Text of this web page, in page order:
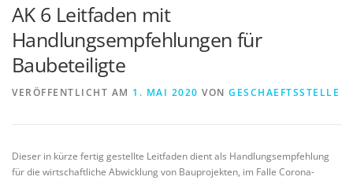
LEISTUNGEN
AK 6 Leitfaden mit
Handlungsempfehlungen für
Baubeteiligte
VERÖFFENTLICHT AM 1. MAI 2020 VON GESCHAEFTSSTELLE
Dieser in kürze fertig gestellte Leitfaden dient als Handlungsempfehlung
für die wirtschaftliche Abwicklung von Bauprojekten, im Falle Corona-